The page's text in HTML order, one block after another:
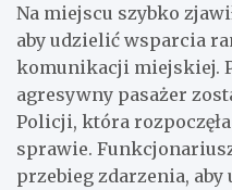
Na miejscu szybko
aby udzielić wsparcia
komunikacji miejskiej.
agresywny pasażer
Policji, która
sprawie.
przebieg zdarzenia, aby